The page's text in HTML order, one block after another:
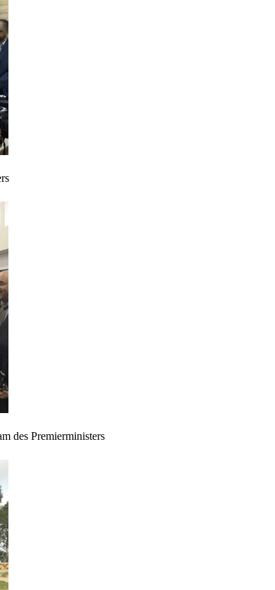
des Premierministers